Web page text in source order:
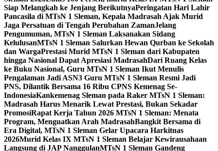
Siap Melangkah ke Jenjang BerikutnyaPeringatan Hari Lahir
Pancasila di MTsN 1 Sleman, Kepala Madrasah Ajak Murid
Jaga Persatuan di Tengah Perubahan ZamanJelang
Pengumuman, MTsN 1 Sleman Laksanakan Sidang
KelulusanMTsN 1 Sleman Salurkan Hewan Qurban ke Sekolah
dan WargaPrestasi Murid MTsN 1 Sleman dari Kabupaten
hingga Nasional Dapat Apresiasi MadrasahDari Ruang Kelas
ke Buku Nasional, Guru MTsN 1 Sleman Ikut Menulis
Pengalaman Jadi ASN3 Guru MTsN 1 Sleman Resmi Jadi
PNS, Dilantik Bersama 16 Ribu CPNS Kemenag Se-
IndonesiaKankemenag Sleman pada Raker MTsN 1 Sleman:
Madrasah Harus Menarik Lewat Prestasi, Bukan Sekadar
PromosiRapat Kerja Tahun 2026 MTsN 1 Sleman: Menata
Program, Menguatkan Arah MadrasahBangkit Bersama di
Era Digital, MTsN 1 Sleman Gelar Upacara Harkitnas
2026Murid Kelas IX MTsN 1 Sleman Belajar Kewirausahaan
Langsung di JAP NanggulanMTsN 1 Sleman Gandeng